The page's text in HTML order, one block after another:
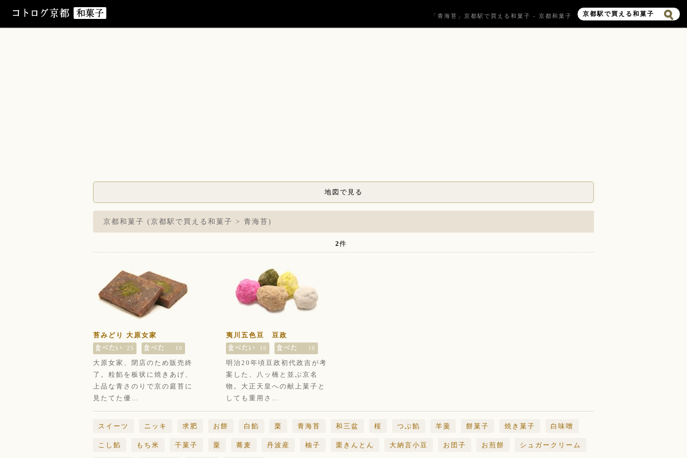
「青海苔」京都駅で買える和菓子 - 京都和菓子
地図で見る
京都和菓子 (京都駅で買える和菓子 > 青海苔)
2件
苔みどり 大原女家
25 10
大原女家、閉店のため販売終
了。粒餡を板状に焼きあげ、
上品な青さのりで京の庭苔に
見たてた優…
夷川五色豆 豆政
10 10
明治20年頃豆政初代政吉が考
案した、八ッ橋と並ぶ京名
物。大正天皇への献上菓子と
しても重用さ…
スイーツ ニッキ 求肥 お餅 白餡 栗 青海苔 和三盆 桜 つぶ餡 羊羹 餅菓子 焼き菓子 白味噌
こし餡 もち米 干菓子 粟 蕎麦 丹波産 柚子 栗きんとん 大納言小豆 お団子 お煎餅 シュガークリーム